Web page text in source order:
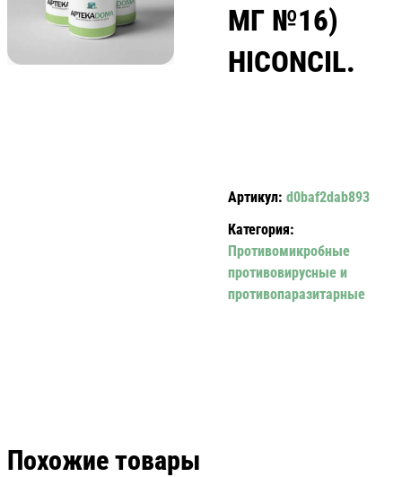
МГ №16)
HICONCIL.
Артикул: d0baf2dab893
Категория:
Противомикробные
противовирусные и
противопаразитарные
Похожие товары